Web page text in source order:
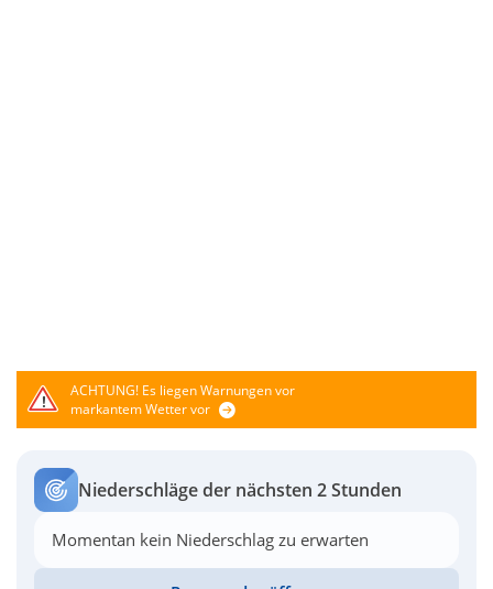
ACHTUNG!Es liegen Warnungen vor
markantem Wetter vor
Niederschläge der nächsten 2 Stunden
Momentan kein Niederschlag zu erwarten